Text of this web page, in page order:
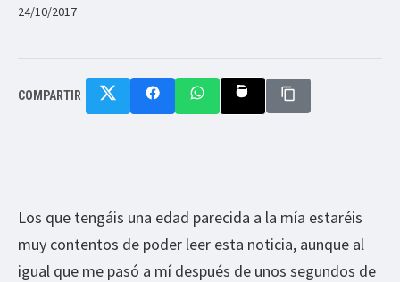
24/10/2017
COMPARTIR
Los que tengáis una edad parecida a la mía estaréis
muy contentos de poder leer esta noticia, aunque al
igual que me pasó a mí después de unos segundos de